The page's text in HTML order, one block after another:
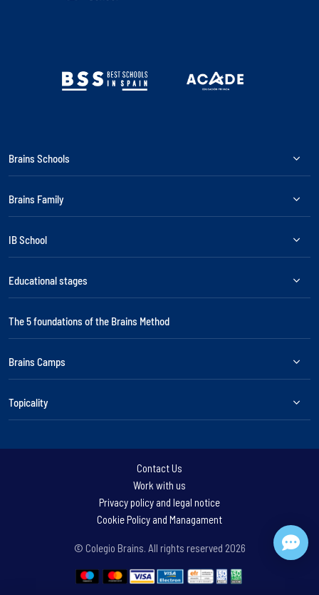
Brains Schools
Brains Family
IB School
Educational stages
The 5 foundations of the Brains Method
Brains Camps
Topicality
Contact Us
Work with us
Privacy policy and legal notice
Cookie Policy and Managament
© Colegio Brains. All rights reserved 2026